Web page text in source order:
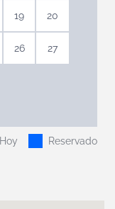
19 20
26 27
Hoy Reservado